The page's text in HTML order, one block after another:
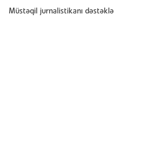
Müstəqil jurnalistikanı dəstəklə